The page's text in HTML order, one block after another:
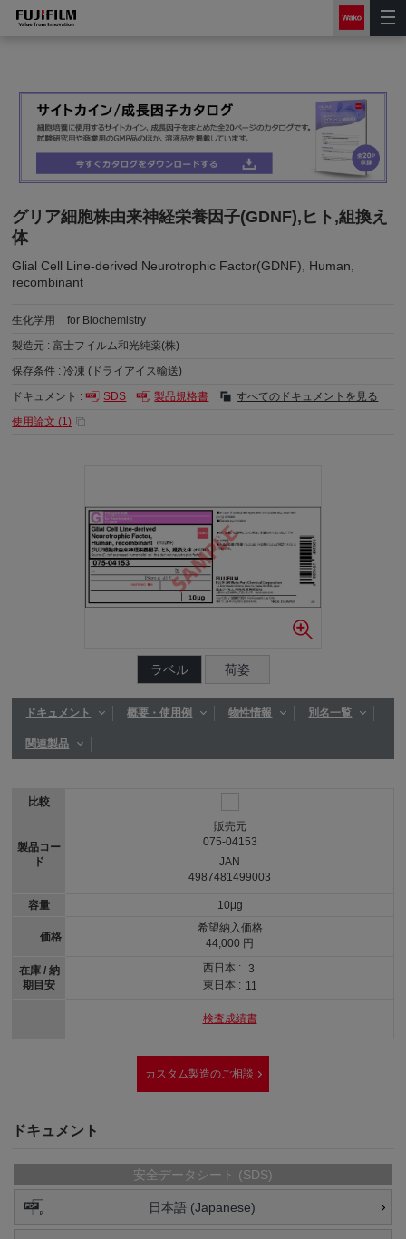
グリア細胞株由来神経栄養因子(GDNF),ヒト,組換え
体
Glial Cell Line-derived Neurotrophic Factor(GDNF), Human,
recombinant
生化学用
for Biochemistry
製造元 :富士フイルム和光純薬(株)
保存条件 :冷凍 (ドライアイス輸送)
ドキュメント :
SDS 製品規格書
すべてのドキュメントを見る
使用論文 (1)
ラベル 荷姿
ドキュメント 概要・使用例 物性情報 別名一覧
関連製品
比較
製品コー
ド
容量
価格
在庫 / 納
期目安
販売元
075-04153
JAN
4987481499003
10μg
希望納入価格
44,000 円
西日本 :
3
東日本 : 11
検査成績書
カスタム製造のご相談
ドキュメント
安全データシート (SDS)
日本語 (Japanese)